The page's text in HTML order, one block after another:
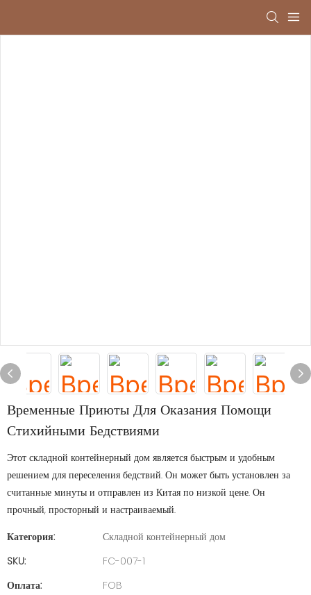
Временные Приюты Для Оказания Помощи
Стихийными Бедствиями
Этот складной контейнерный дом является быстрым и удобным
решением для переселения бедствий. Он может быть установлен за
считанные минуты и отправлен из Китая по низкой цене. Он
прочный, просторный и настраиваемый.
Категория:
Складной контейнерный дом
SKU:
FC-007-1
Оплата:
FOB